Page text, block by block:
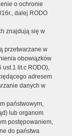
o ochronie
dalej RODO
znajdują się w
przetwarzane w
obowiązków
lit.c RODO),
adresem
danych w
państwowym,
lub organom
postępowaniem,
do państwa